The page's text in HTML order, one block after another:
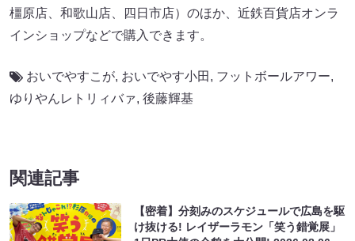
橿原店、和歌山店、四日市店）のほか、近鉄百貨店オンラ
インショップなどで購入できます。
おいでやすこが, おいでやす小田 , フットボールアワー,
ゆりやんレトリィバァ, 後藤輝基
関連記事
【密着】分刻みのスケジュールで広島を駆
け抜ける! レイザーラモン「笑う錯覚展」